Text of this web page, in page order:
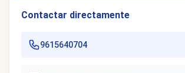
Contactar directamente
9615640704